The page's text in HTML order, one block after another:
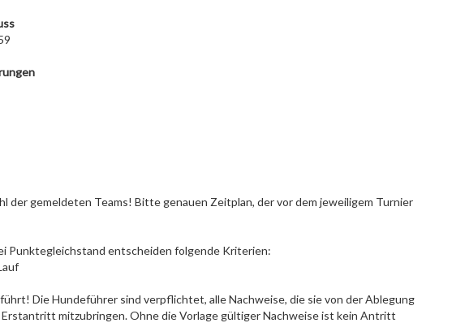
der gemeldeten Teams! Bitte genauen Zeitplan, der vor dem jeweiligem Turnier
Punktegleichstand entscheiden folgende Kriterien:
Die Hundeführer sind verpflichtet, alle Nachweise, die sie von der Ablegung
mitzubringen. Ohne die Vorlage gültiger Nachweise ist kein Antritt